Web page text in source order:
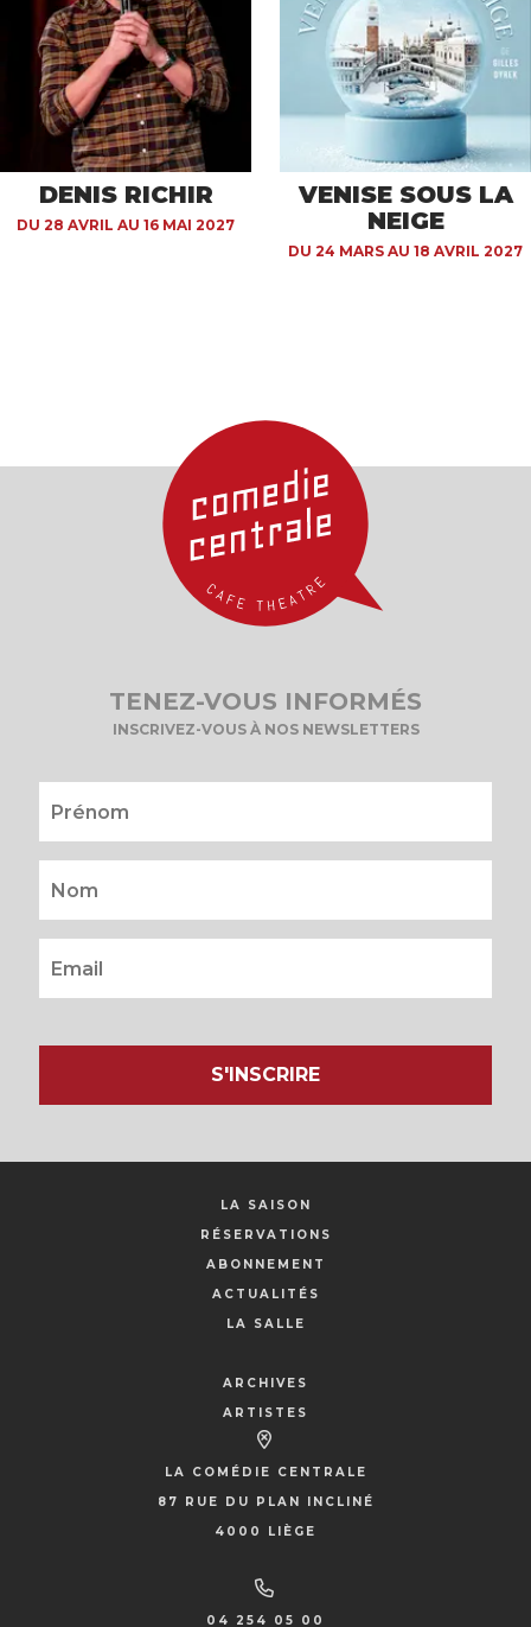
DENIS RICHIR
DU 28 AVRIL AU 16 MAI 2027
VENISE SOUS LA
NEIGE
DU 24 MARS AU 18 AVRIL 2027
TENEZ-VOUS INFORMÉS
INSCRIVEZ-VOUS À NOS NEWSLETTERS
S'INSCRIRE
LA SAISON
RÉSERVATIONS
ABONNEMENT
ACTUALITÉS
LA SALLE
ARCHIVES
ARTISTES
LA COMÉDIE CENTRALE
87 RUE DU PLAN INCLINÉ
4000 LIÈGE
04 254 05 00